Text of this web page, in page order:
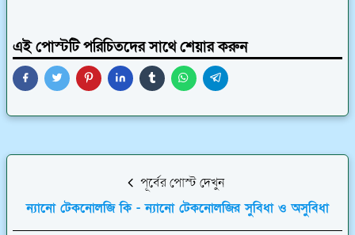
এই পোস্টটি পরিচিতদের সাথে শেয়ার করুন
পূর্বের পোস্ট দেখুন
ন্যানো টেকনোলজি কি - ন্যানো টেকনোলজির সুবিধা ও অসুবিধা